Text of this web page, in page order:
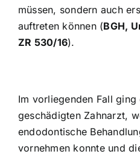
müssen, sondern auch
auftreten können (BGH,
ZR 530/16).
Im vorliegenden Fall ging
geschädigten Zahnarzt,
endodontische
vornehmen konnte und